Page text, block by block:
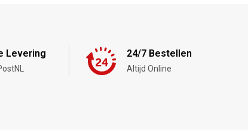
Levering 24/7 Bestellen
Altijd Online